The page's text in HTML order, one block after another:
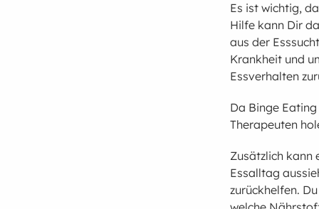
Es ist wichtig,
Hilfe kann Dir
aus der
Krankheit und
Essverhalten
Da Binge
Therapeuten
Zusätzlich kann
Essalltag
zurückhelfen.